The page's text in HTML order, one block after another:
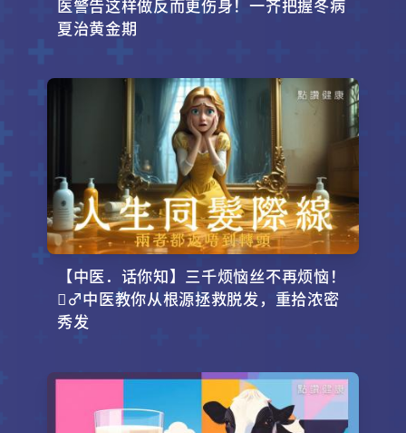
医警告这样做反而更伤身！一齐把握冬病
夏治黄金期
【中医．话你知】三千烦恼丝不再烦恼！
‍♂️中医教你从根源拯救脱发，重拾浓密
秀发